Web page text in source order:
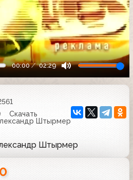
00:00 02:29
Скачать
Штырмер
Штырмер
0